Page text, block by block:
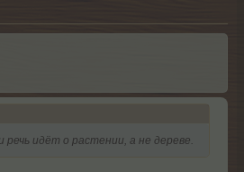
речь идёт о растении, а не дереве.